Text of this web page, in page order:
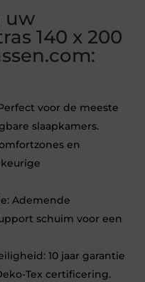
uw
140 x 200
voor de meeste
slaapkamers.
en
Ademende
schuim voor een
10 jaar garantie
Tex certificering.